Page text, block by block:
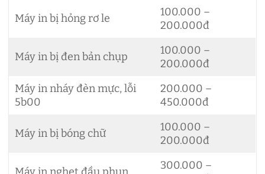
Máy in bị hỏng rơ le
100.000 –
200.000đ
Máy in bị đen bản chụp
100.000 –
200.000đ
Máy in nháy đèn mực, lỗi
5b00
200.000 –
450.000đ
Máy in bị bóng chữ
100.000 –
200.000đ
300.000 –